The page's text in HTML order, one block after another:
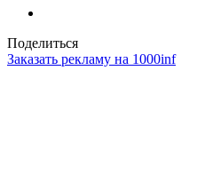
Поделиться
Заказать рекламу на 1000inf